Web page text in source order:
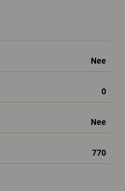
Nee
0
Nee
770